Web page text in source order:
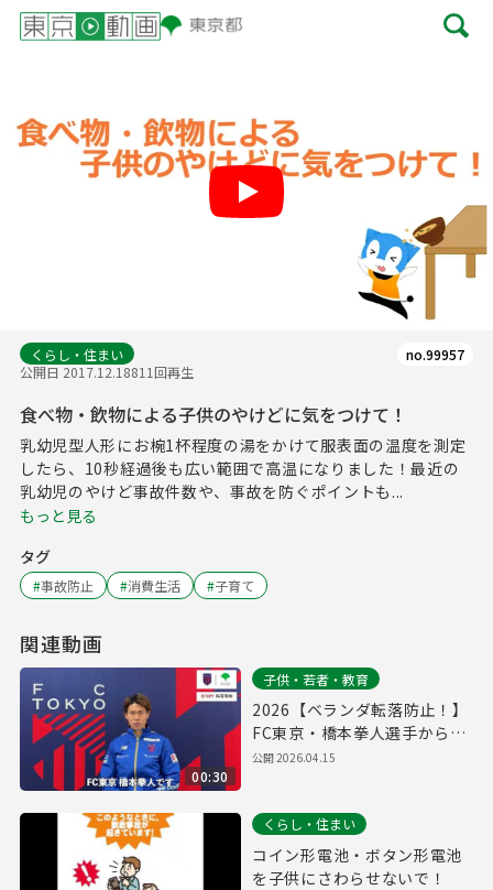
くらし・住まい
公開日 2017.12.18811回再生
no.99957
食べ物・飲物による子供のやけどに気をつけて！
乳幼児型人形にお椀1杯程度の湯をかけて服表面の温度を測定
したら、10秒経過後も広い範囲で高温になりました！最近の
乳幼児のやけど事故件数や、事故を防ぐポイントも...
もっと見る
タグ
#事故防止 #消費生活 #子育て
関連動画
00:30
子供・若者・教育
2026【ベランダ転落防止！】
FC東京・橋本拳人選手からの
メッセージ
公開2026.04.15
くらし・住まい
コイン形電池・ボタン形電池
を子供にさわらせないで！